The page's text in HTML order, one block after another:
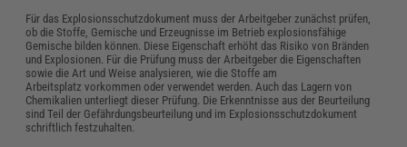
Für das Explosionsschutzdokument muss der Arbeitgeber zunächst prüfen,
ob die Stoffe, Gemische und Erzeugnisse im Betrieb explosionsfähige
Gemische bilden können. Diese Eigenschaft erhöht das Risiko von Bränden
und Explosionen. Für die Prüfung muss der Arbeitgeber die Eigenschaften
sowie die Art und Weise analysieren, wie die Stoffe am
Arbeitsplatz vorkommen oder verwendet werden. Auch das Lagern von
Chemikalien unterliegt dieser Prüfung. Die Erkenntnisse aus der Beurteilung
sind Teil der Gefährdungsbeurteilung und im Explosionsschutzdokument
schriftlich festzuhalten.